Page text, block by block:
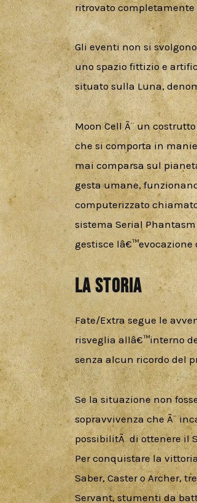
ritrovato
Gli eventi non si
uno spazio fittizio e
situato sulla Luna,
Moon Cell Ã¨ un
che si comporta in
mai comparsa sul
gesta umane,
computerizzato
sistema Serial Phantasm
gestisce lâ€™evocazione
La storia
Fate/Extra segue le
risveglia allâ€™interno
senza alcun ricordo del
Se la situazione non
sopravvivenza che Ã¨
possibilitÃ  di ottenere il
Per conquistare la
Saber, Caster o Archer,
Servant, stumenti da